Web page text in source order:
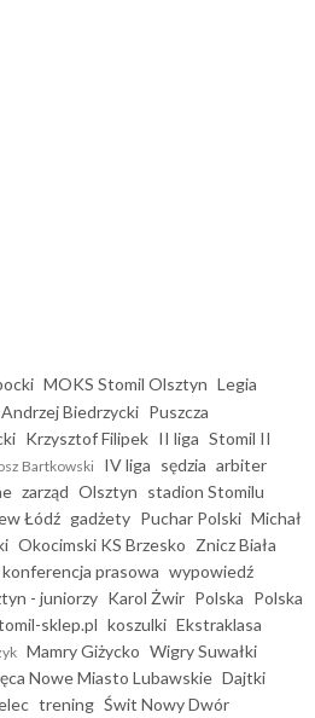
MOKS Stomil Olsztyn Legia
Andrzej Biedrzycki Puszcza
Krzysztof Filipek II liga Stomil II
Bartkowski IV liga sędzia arbiter
zarząd Olsztyn stadion Stomilu
Łódź gadżety Puchar Polski Michał
Okocimski KS Brzesko Znicz Biała
konferencja prasowa wypowiedź
- juniorzy Karol Żwir Polska Polska
sklep.pl koszulki Ekstraklasa
Mamry Giżycko Wigry Suwałki
Nowe Miasto Lubawskie Dajtki
trening Świt Nowy Dwór